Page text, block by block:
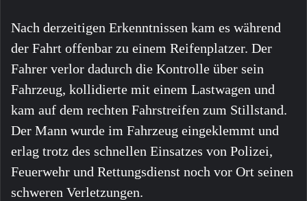
Nach derzeitigen Erkenntnissen kam es während
der Fahrt offenbar zu einem Reifenplatzer. Der
Fahrer verlor dadurch die Kontrolle über sein
Fahrzeug, kollidierte mit einem Lastwagen und
kam auf dem rechten Fahrstreifen zum Stillstand.
Der Mann wurde im Fahrzeug eingeklemmt und
erlag trotz des schnellen Einsatzes von Polizei,
Feuerwehr und Rettungsdienst noch vor Ort seinen
schweren Verletzungen.